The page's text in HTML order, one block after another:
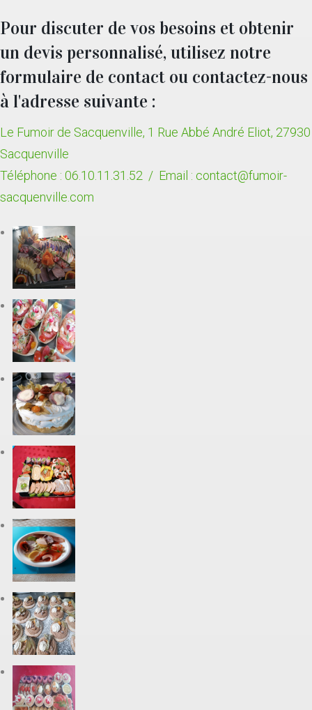
Pour discuter de vos besoins et obtenir
un devis personnalisé, utilisez notre
formulaire de contact ou contactez-nous
à l'adresse suivante :
Le Fumoir de Sacquenville, 1 Rue Abbé André Eliot, 27930
Sacquenville
Téléphone : 06.10.11.31.52 / Email : contact@fumoir-
sacquenville.com